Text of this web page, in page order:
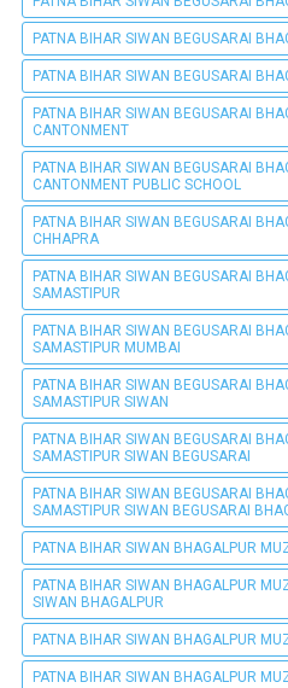
PATNA BIHAR SIWAN BEGUSARAI
PATNA BIHAR SIWAN BEGUSARAI
PATNA BIHAR SIWAN BEGUSARAI
CANTONMENT
PATNA BIHAR SIWAN BEGUSARAI
CANTONMENT PUBLIC SCHOOL
PATNA BIHAR SIWAN BEGUSARAI
CHHAPRA
PATNA BIHAR SIWAN BEGUSARAI
SAMASTIPUR
PATNA BIHAR SIWAN BEGUSARAI
SAMASTIPUR MUMBAI
PATNA BIHAR SIWAN BEGUSARAI
SAMASTIPUR SIWAN
PATNA BIHAR SIWAN BEGUSARAI
SAMASTIPUR SIWAN BEGUSARAI
PATNA BIHAR SIWAN BEGUSARAI
SAMASTIPUR SIWAN BEGUSARAI
PATNA BIHAR SIWAN BHAGALPUR
PATNA BIHAR SIWAN BHAGALPUR
SIWAN BHAGALPUR
PATNA BIHAR SIWAN BHAGALPUR
PATNA BIHAR SIWAN BHAGALPUR